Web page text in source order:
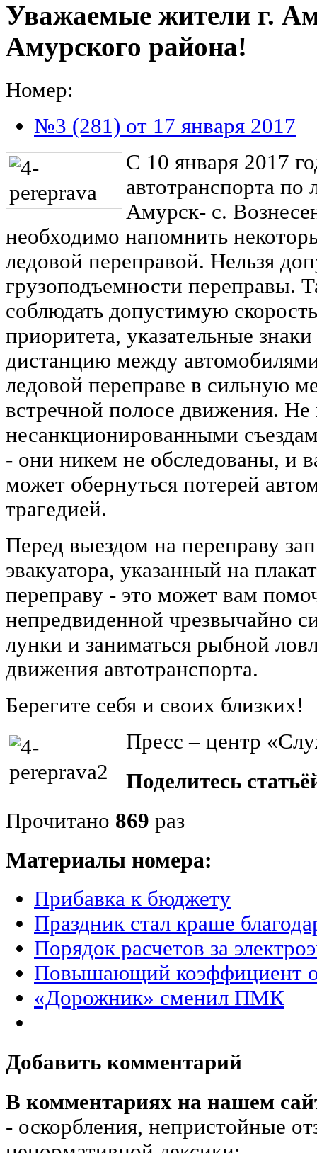
Уважаемые жители г.
Амурского района!
Номер:
№3 (281) от 17 января 2017
С 10 января 2017
автотранспорта по
Амурск- с.
необходимо напомнить
ледовой переправой. Нельзя
грузоподъемности переправы.
соблюдать допустимую
приоритета, указательные
дистанцию между
ледовой переправе в сильную
встречной полосе движения. Не
несанкционированными
- они никем не обследованы, и
может обернуться потерей
трагедией.
Перед выездом на переправу
эвакуатора, указанный на
переправу - это может вам
непредвиденной чрезвычайно
лунки и заниматься рыбной
движения автотранспорта.
Берегите себя и своих близких!
Пресс – центр
Поделитесь
Прочитано 869 раз
Материалы номера:
Прибавка к бюджету
Праздник стал краше
Порядок расчетов за
Повышающий коэффициент
«Дорожник» сменил ПМК
Добавить комментарий
В комментариях на нашем
- оскорбления, непристойные